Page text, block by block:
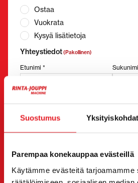
Suostumus Yksityiskohdat
Parempaa konekauppaa evästeillä
Käytämme evästeitä tarjoamamme
Ostaa
Vuokrata
Kysyä lisätietoja
Yhteystiedot(Pakollinen)
Etunimi *
Yrityksen nimi Y-tunnus
Puhelinnumero (Pakollinen)
Ilman välilyöntejä (esim. +358401234567)